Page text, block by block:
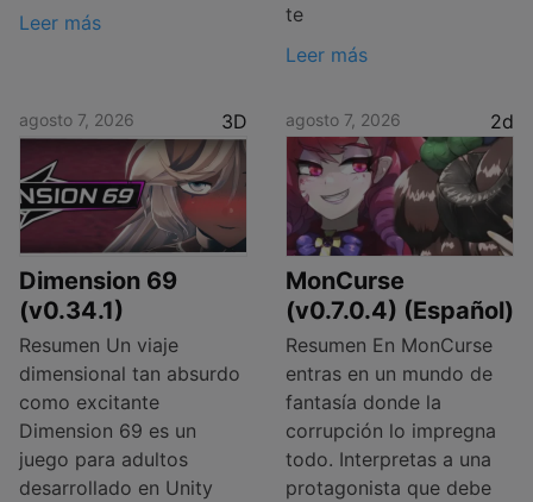
Leer más
te
Leer más
agosto 7, 2026 3D
Dimension 69
(v0.34.1)
Resumen Un viaje
dimensional tan absurdo
como excitante
Dimension 69 es un
juego para adultos
desarrollado en Unity
agosto 7, 2026 2d
MonCurse
(v0.7.0.4) (Español)
Resumen En MonCurse
entras en un mundo de
fantasía donde la
corrupción lo impregna
todo. Interpretas a una
protagonista que debe